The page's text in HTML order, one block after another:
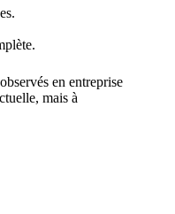
en entreprise
mais à